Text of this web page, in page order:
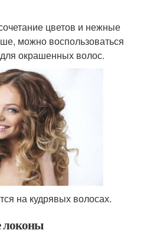
цветов и нежные
можно воспользоваться
окрашенных волос.
на кудрявых волосах.
локоны